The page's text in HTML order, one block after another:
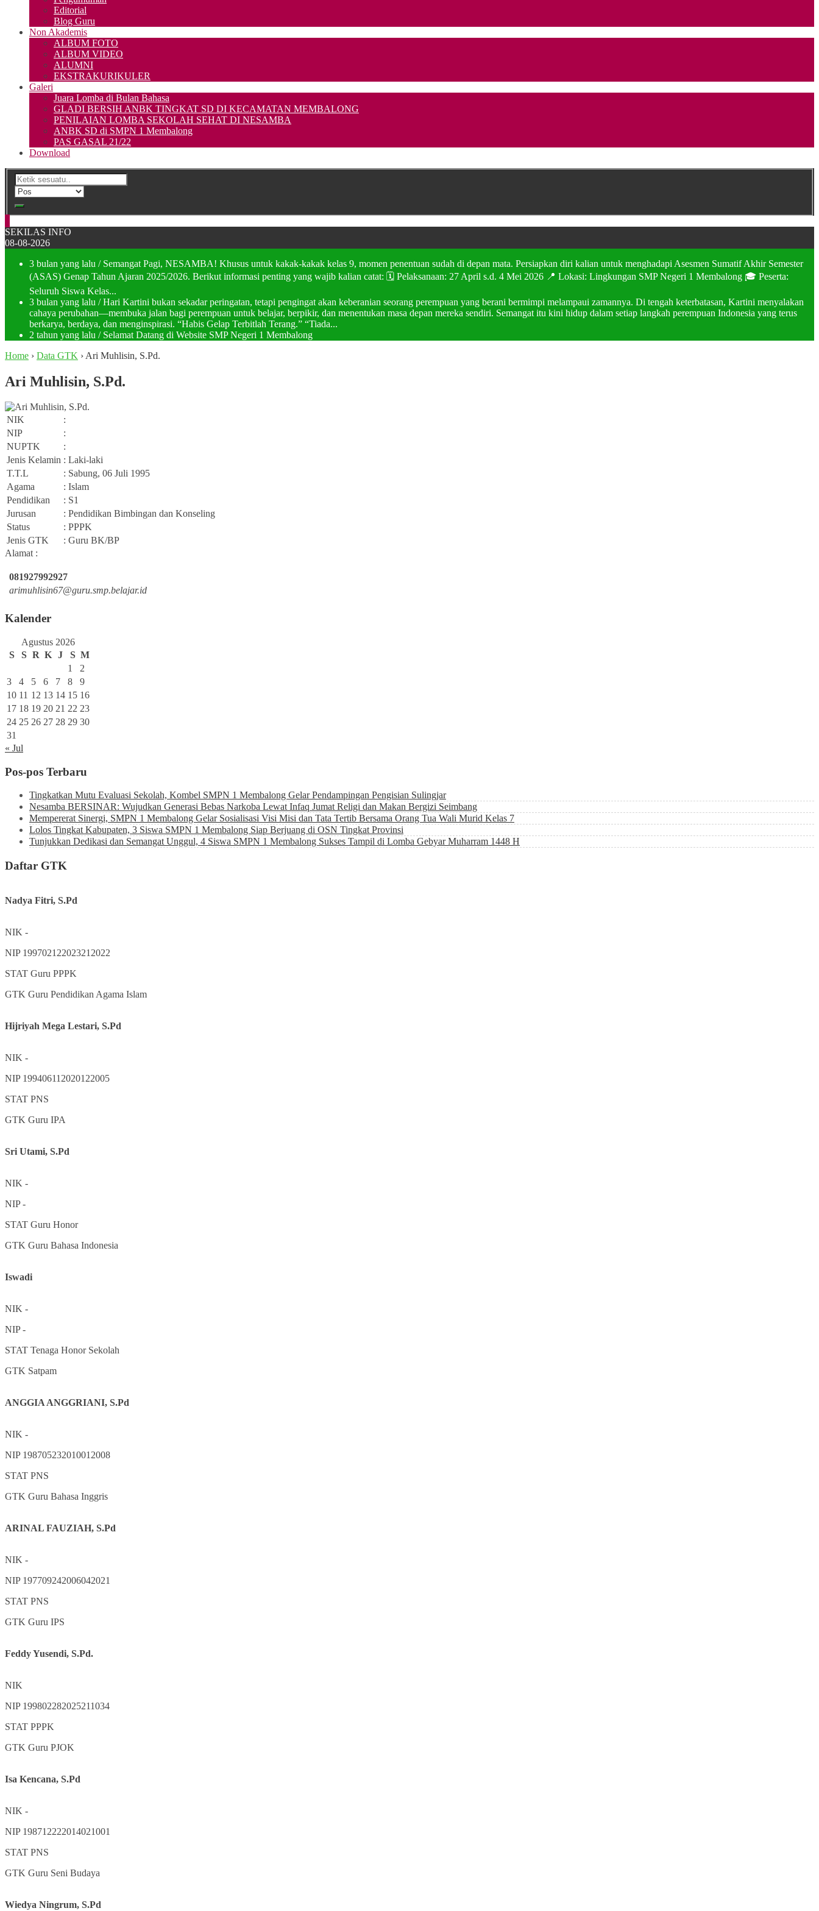
Editorial
Blog Guru
Non Akademis
ALBUM FOTO
ALBUM VIDEO
ALUMNI
EKSTRAKURIKULER
Galeri
Juara Lomba di Bulan Bahasa
GLADI BERSIH ANBK TINGKAT SD DI KECAMATAN MEMBALONG
PENILAIAN LOMBA SEKOLAH SEHAT DI NESAMBA
ANBK SD di SMPN 1 Membalong
PAS GASAL 21/22
Download
SEKILAS INFO
08-08-2026
3 bulan yang lalu / Semangat Pagi, NESAMBA! Khusus untuk kakak-kakak kelas 9, momen penentuan sudah di depan mata. Persiapkan diri kalian untuk menghadapi Asesmen Sumatif Akhir Semester
(ASAS) Genap Tahun Ajaran 2025/2026. Berikut informasi penting yang wajib kalian catat: 🗓️ Pelaksanaan: 27 April s.d. 4 Mei 2026 📍 Lokasi: Lingkungan SMP Negeri 1 Membalong 🎓 Peserta:
Seluruh Siswa Kelas...
3 bulan yang lalu / Hari Kartini bukan sekadar peringatan, tetapi pengingat akan keberanian seorang perempuan yang berani bermimpi melampaui zamannya. Di tengah keterbatasan, Kartini menyalakan
cahaya perubahan—membuka jalan bagi perempuan untuk belajar, berpikir, dan menentukan masa depan mereka sendiri. Semangat itu kini hidup dalam setiap langkah perempuan Indonesia yang terus
berkarya, berdaya, dan menginspirasi. “Habis Gelap Terbitlah Terang.” “Tiada...
2 tahun yang lalu / Selamat Datang di Website SMP Negeri 1 Membalong
Home › Data GTK › Ari Muhlisin, S.Pd.
Ari Muhlisin, S.Pd.
NIK
:
NIP
:
NUPTK
:
Jenis Kelamin : Laki-laki
T.T.L
: Sabung, 06 Juli 1995
Agama
: Islam
Pendidikan
: S1
Jurusan
: Pendidikan Bimbingan dan Konseling
Status
: PPPK
Jenis GTK
: Guru BK/BP
Alamat :
081927992927
arimuhlisin67@guru.smp.belajar.id
Kalender
Agustus 2026
S
S R K J S M
1
2
3
4 5 6 7 8
9
10 11 12 13 14 15 16
17 18 19 20 21 22 23
24 25 26 27 28 29 30
31
« Jul
Pos-pos Terbaru
Tingkatkan Mutu Evaluasi Sekolah, Kombel SMPN 1 Membalong Gelar Pendampingan Pengisian Sulingjar
Nesamba BERSINAR: Wujudkan Generasi Bebas Narkoba Lewat Infaq Jumat Religi dan Makan Bergizi Seimbang
Mempererat Sinergi, SMPN 1 Membalong Gelar Sosialisasi Visi Misi dan Tata Tertib Bersama Orang Tua Wali Murid Kelas 7
Lolos Tingkat Kabupaten, 3 Siswa SMPN 1 Membalong Siap Berjuang di OSN Tingkat Provinsi
Tunjukkan Dedikasi dan Semangat Unggul, 4 Siswa SMPN 1 Membalong Sukses Tampil di Lomba Gebyar Muharram 1448 H
Daftar GTK
Nadya Fitri, S.Pd
NIK -
NIP 199702122023212022
STAT Guru PPPK
GTK Guru Pendidikan Agama Islam
Hijriyah Mega Lestari, S.Pd
NIK -
NIP 199406112020122005
STAT PNS
GTK Guru IPA
Sri Utami, S.Pd
NIK -
NIP-
STAT Guru Honor
GTK Guru Bahasa Indonesia
Iswadi
NIK -
NIP-
STAT Tenaga Honor Sekolah
GTK Satpam
ANGGIA ANGGRIANI, S.Pd
NIK -
NIP 198705232010012008
STAT PNS
GTK Guru Bahasa Inggris
ARINAL FAUZIAH, S.Pd
NIK -
NIP 197709242006042021
STAT PNS
GTK Guru IPS
Feddy Yusendi, S.Pd.
NIK
NIP 199802282025211034
STAT PPPK
GTK Guru PJOK
Isa Kencana, S.Pd
NIK -
NIP 198712222014021001
STAT PNS
GTK Guru Seni Budaya
Wiedya Ningrum, S.Pd